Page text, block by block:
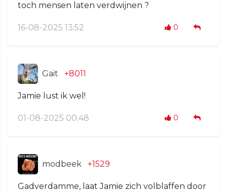
toch mensen laten verdwijnen ?
16-08-2025 13:52 0
Gait +8011
Jamie lust ik wel!
01-08-2025 00:48 0
modbeek +1529
Gadverdamme, laat Jamie zich volblaffen door